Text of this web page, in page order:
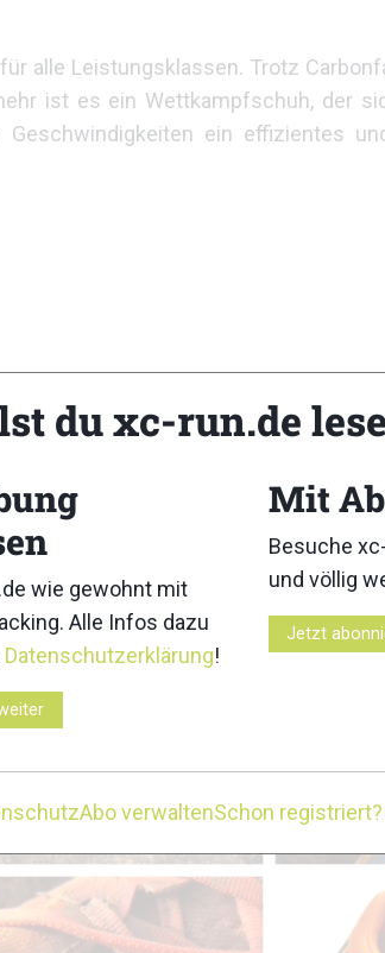
alle Leistungsklassen. Trotz
ist es ein Wettkampfschuh, der
ein effizientes
du xc-run.de
wie gewohnt mit
Alle Infos dazu
Datenschutzerklärung!
Mit
Besuche
und völlig
Jetzt
Abo verwaltenSchon